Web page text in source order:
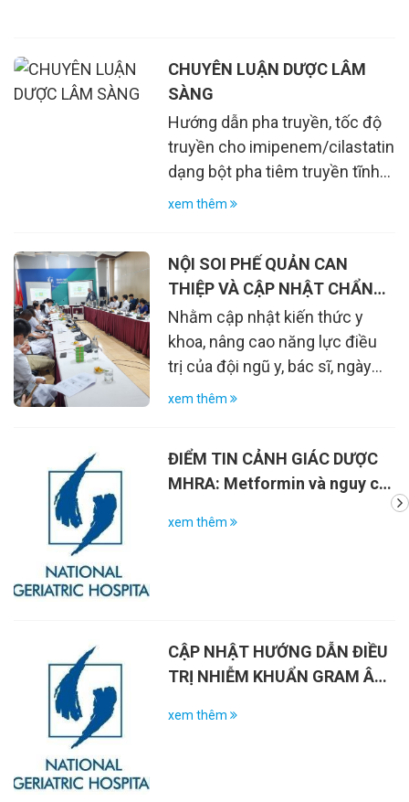
CHUYÊN LUẬN DƯỢC LÂM
SÀNG
Hướng dẫn pha truyền, tốc độ
truyền cho imipenem/cilastatin
dạng bột pha tiêm truyền tĩnh
mạch
xem thêm
NỘI SOI PHẾ QUẢN CAN
THIỆP VÀ CẬP NHẬT CHẨN
ĐOÁN, ĐIỀU TRỊ COPD – VAI
TRÒ CỦA PHỤC HỒI CHỨC
NĂNG Ở BỆNH NHÂN COPD
Nhằm cập nhật kiến thức y
khoa, nâng cao năng lực điều
trị của đội ngũ y, bác sĩ, ngày
31/10/2022, Bệnh viện Lão
quản can thiệp và cập nhật
chẩn đoán, điều trị COPD - vai
trò của phục hồi chức năng ở
Chamgagne, Pháp.
xem thêm
ĐIỂM TIN CẢNH GIÁC DƯỢC
MHRA: Metformin và nguy cơ
xem thêm
CẬP NHẬT HƯỚNG DẪN ĐIỀU
TRỊ NHIỄM KHUẨN GRAM ÂM
xem thêm